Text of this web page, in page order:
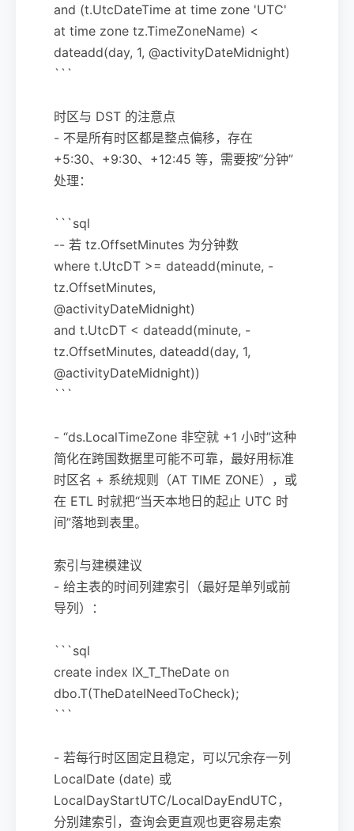
and (t.UtcDateTime at time zone 'UTC'
at time zone tz.TimeZoneName) <
dateadd(day, 1, @activityDateMidnight)
```
时区与 DST 的注意点
- 不是所有时区都是整点偏移，存在
+5:30、+9:30、+12:45 等，需要按“分钟”
处理：
```sql
-- 若 tz.OffsetMinutes 为分钟数
where t.UtcDT >= dateadd(minute, -
tz.OffsetMinutes,
@activityDateMidnight)
and t.UtcDT < dateadd(minute, -
tz.OffsetMinutes, dateadd(day, 1,
@activityDateMidnight))
```
- “ds.LocalTimeZone 非空就 +1 小时”这种
简化在跨国数据里可能不可靠，最好用标准
时区名 + 系统规则（AT TIME ZONE），或
在 ETL 时就把“当天本地日的起止 UTC 时
间”落地到表里。
索引与建模建议
- 给主表的时间列建索引（最好是单列或前
导列）：
```sql
create index IX_T_TheDate on
dbo.T(TheDateINeedToCheck);
```
- 若每行时区固定且稳定，可以冗余存一列
LocalDate (date) 或
LocalDayStartUTC/LocalDayEndUTC，
分别建索引，查询会更直观也更容易走索